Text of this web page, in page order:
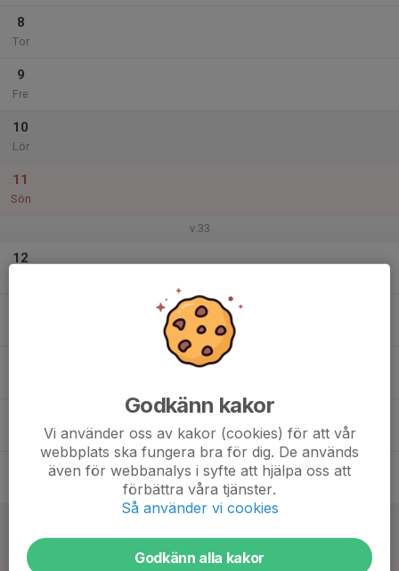
8
Tor
9
Fre
10
Lör
11
Sön
v.33
12
Godkänn kakor
Vi använder oss av kakor (cookies) för att vår
webbplats ska fungera bra för dig. De används
även för webbanalys i syfte att hjälpa oss att
förbättra våra tjänster.
Så använder vi cookies
Godkänn alla kakor